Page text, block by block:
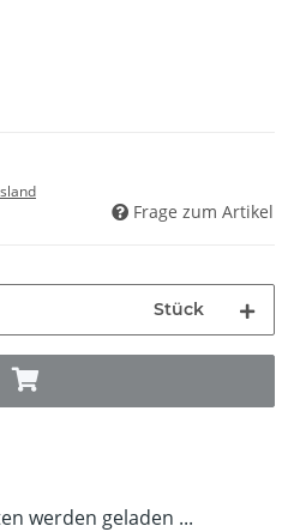
Frage zum Artikel
Stück
werden geladen ...